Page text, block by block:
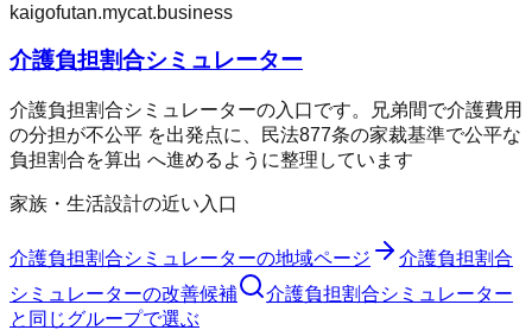
kaigofutan.mycat.business
介護負担割合シミュレーター
介護負担割合シミュレーターの入口です。兄弟間で介護費用
の分担が不公平 を出発点に、民法877条の家裁基準で公平な
負担割合を算出 へ進めるように整理しています
家族・生活設計の近い入口
介護負担割合シミュレーターの地域ページ
介護負担割合
シミュレーターの改善候補
介護負担割合シミュレーター
と同じグループで選ぶ